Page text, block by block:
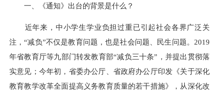
一、《通知》出台的背景是什么？
近年来，中小学生学业负担过重已引起社会各界广泛关
注，“减负”不仅是教育问题，也是社会问题、民生问题。2019
年省教育厅等九部门转发教育部“减负三十条”，并提出贯彻落
实意见；今年初，省委办公厅、省政府办公厅印发《关于深化
教育教学改革全面提高义务教育质量的若干措施》，从深化改